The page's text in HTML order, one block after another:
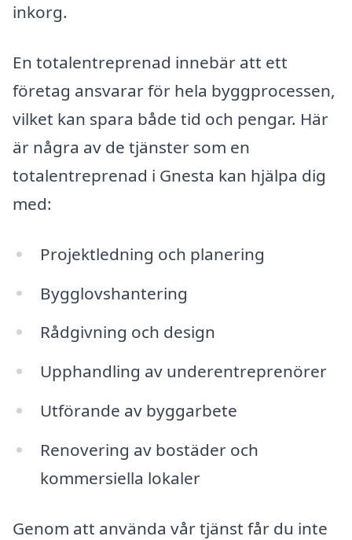
inkorg.
En totalentreprenad innebär att ett
företag ansvarar för hela byggprocessen,
vilket kan spara både tid och pengar. Här
är några av de tjänster som en
totalentreprenad i Gnesta kan hjälpa dig
med:
Projektledning och planering
Bygglovshantering
Rådgivning och design
Upphandling av underentreprenörer
Utförande av byggarbete
Renovering av bostäder och
kommersiella lokaler
Genom att använda vår tjänst får du inte